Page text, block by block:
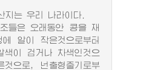
는 우리 나라이다.
은 오래동안 콩을 재
에 알이 작은것으로부터
색이 검거나 차색인것으
것으로, 넌출형줄기로부